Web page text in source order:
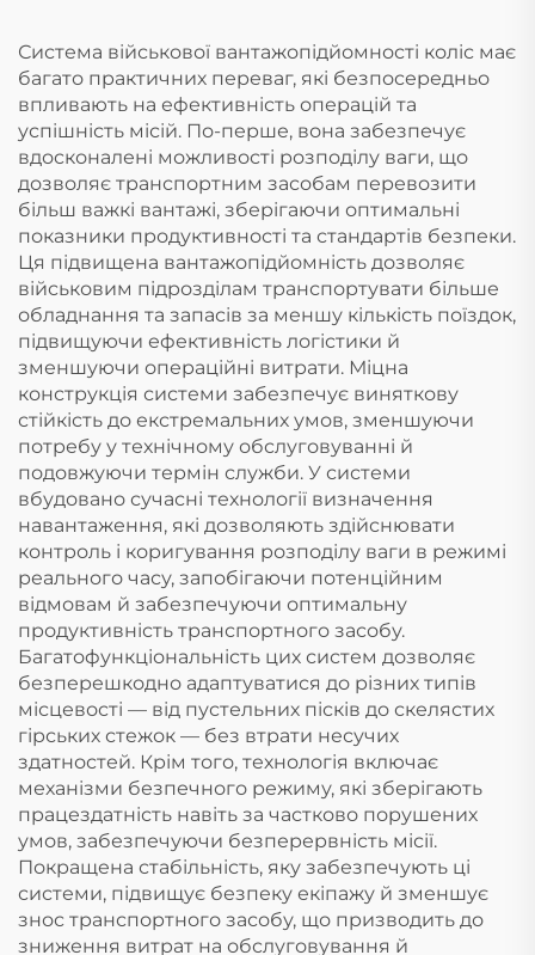
Система військової вантажопідйомності коліс має
багато практичних переваг, які безпосередньо
впливають на ефективність операцій та
успішність місій. По-перше, вона забезпечує
вдосконалені можливості розподілу ваги, що
дозволяє транспортним засобам перевозити
більш важкі вантажі, зберігаючи оптимальні
показники продуктивності та стандартів безпеки.
Ця підвищена вантажопідйомність дозволяє
військовим підрозділам транспортувати більше
обладнання та запасів за меншу кількість поїздок,
підвищуючи ефективність логістики й
зменшуючи операційні витрати. Міцна
конструкція системи забезпечує виняткову
стійкість до екстремальних умов, зменшуючи
потребу у технічному обслуговуванні й
подовжуючи термін служби. У системи
вбудовано сучасні технології визначення
навантаження, які дозволяють здійснювати
контроль і коригування розподілу ваги в режимі
реального часу, запобігаючи потенційним
відмовам й забезпечуючи оптимальну
продуктивність транспортного засобу.
Багатофункціональність цих систем дозволяє
безперешкодно адаптуватися до різних типів
місцевості — від пустельних пісків до скелястих
гірських стежок — без втрати несучих
здатностей. Крім того, технологія включає
механізми безпечного режиму, які зберігають
працездатність навіть за частково порушених
умов, забезпечуючи безперервність місії.
Покращена стабільність, яку забезпечують ці
системи, підвищує безпеку екіпажу й зменшує
знос транспортного засобу, що призводить до
зниження витрат на обслуговування й